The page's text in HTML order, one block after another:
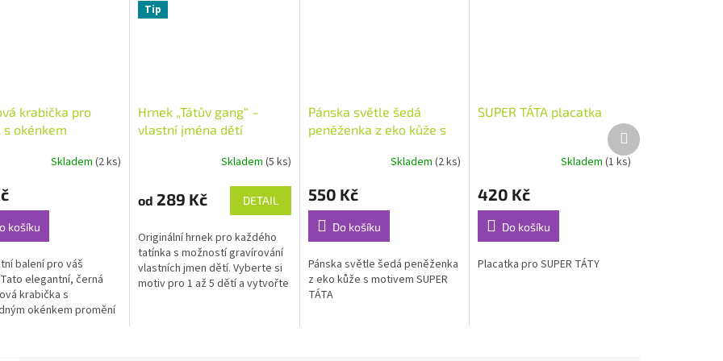
krabička pro
s okénkem
Skladem (2 ks)
košíku
balení pro váš
elegantní, černá
krabička s
okénkem promění
Tip
Hrnek „Tátův gang“ –
vlastní jména dětí
produktu
je
z
5
hvězdiček.
Skladem (5 ks)
od 289 Kč DETAIL
Originální hrnek pro každého
tatínka s možností gravírování
vlastních jmen dětí. Vyberte si
motiv pro 1 až 5 dětí a vytvořte
Pánska světle šedá
peněženka z eko kůže s
Skladem(2 ks)
550 Kč
Do košíku
Pánska světle šedá peněženka
z eko kůže s motivem SUPER
TÁTA
SUPER TÁTA placatka
Skladem (1 ks)
420 Kč
Do košíku
Placatka pro SUPER TÁTY
Další
produkt